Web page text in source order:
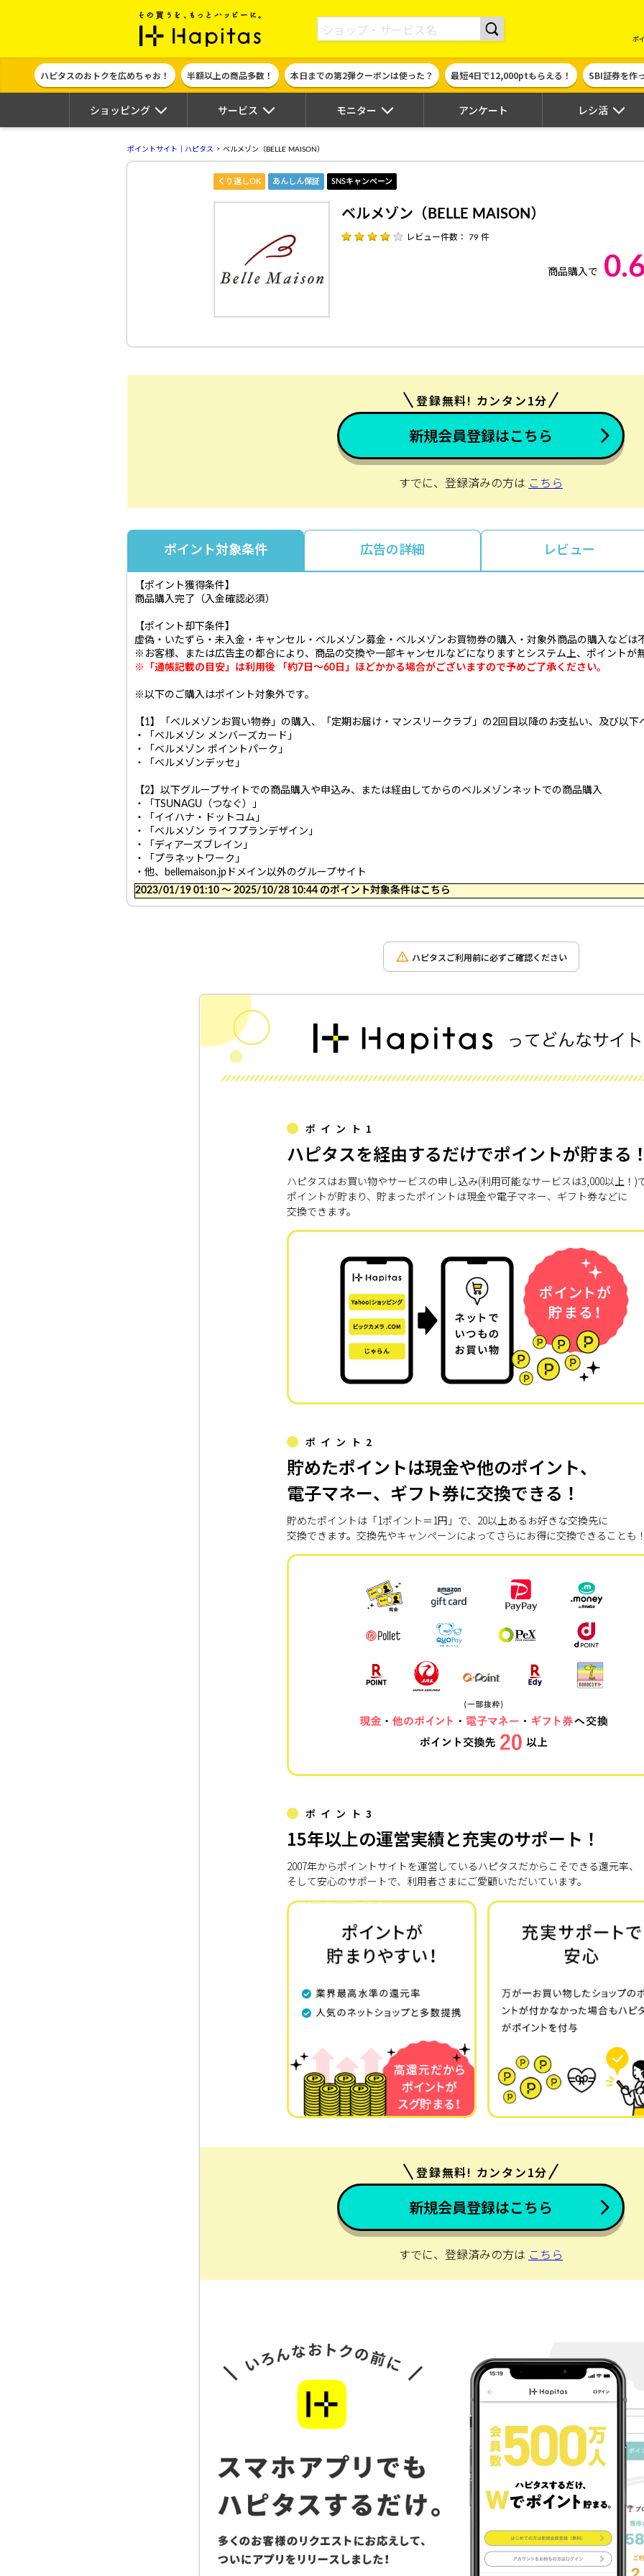
ポイント貯めて現金やギフト券に交換できるポイントサイト | ハピタス
ポ
ハピタスのおトクを広めちゃお！ 半額以上の商品多数！ 本日までの第2弾クーポンは使った？ 最短4日で12,000ptもらえる！ SBI証券を作
ショッピング サービス モニター アンケート レシ活
ポイントサイト｜ハピタス ベルメゾン（BELLE MAISON）
くり返しOK あんしん保証 SNSキャンペーン
ベルメゾン（BELLE MAISON）
レビュー件数： 79 件
商品購入で
登録無料! カンタン1分
新規会員登録はこちら
すでに、登録済みの方は こちら
ポイント対象条件 広告の詳細 レビュー
【ポイント獲得条件】
商品購入完了（入金確認必須）
【ポイント却下条件】
虚偽・いたずら・未入金・キャンセル・ベルメゾン募金・ベルメゾンお買物券の購入・対象外商品の購入などは
※お客様、または広告主の都合により、商品の交換や一部キャンセルなどになりますとシステム上、ポイントが
※「通帳記載の目安」は利用後 「約7日～60日」ほどかかる場合がございますので予めご了承ください。
※以下のご購入はポイント対象外です。
【1】「ベルメゾンお買い物券」の購入、「定期お届け・マンスリークラブ」の2回目以降のお支払い、及び以
・「ベルメゾン メンバーズカード」
・「ベルメゾン ポイントパーク」
・「ベルメゾンデッセ」
【2】以下グループサイトでの商品購入や申込み、または経由してからのベルメゾンネットでの商品購入
・「TSUNAGU（つなぐ）」
・「イイハナ・ドットコム」
・「ベルメゾン ライフプランデザイン」
・「ディアーズブレイン」
・「プラネットワーク」
・他、bellemaison.jpドメイン以外のグループサイト
2023/01/19 01:10 〜 2025/10/28 10:44 のポイント対象条件はこちら
ハピタスご利用前に必ずご確認ください
ポイント1
ハピタスを経由するだけでポイントが貯まる
ハピタスはお買い物やサービスの申し込み(利用可能なサービスは3,000以上！)
ポイントが貯まり、貯まったポイントは現金や電子マネー、ギフト券などに
交換できます。
ポイント2
貯めたポイントは現金や他のポイント、
電子マネー、ギフト券に交換できる！
貯めたポイントは「1ポイント＝1円」で、20以上あるお好きな交換先に
交換できます。交換先やキャンペーンによってさらにお得に交換できることも
ポイント3
15年以上の運営実績と充実のサポート！
2007年からポイントサイトを運営しているハピタスだからこそできる還元率、
そして安心のサポートで、利用者さまにご愛顧いただいています。
登録無料! カンタン1分
新規会員登録はこちら
すでに、登録済みの方は こちら